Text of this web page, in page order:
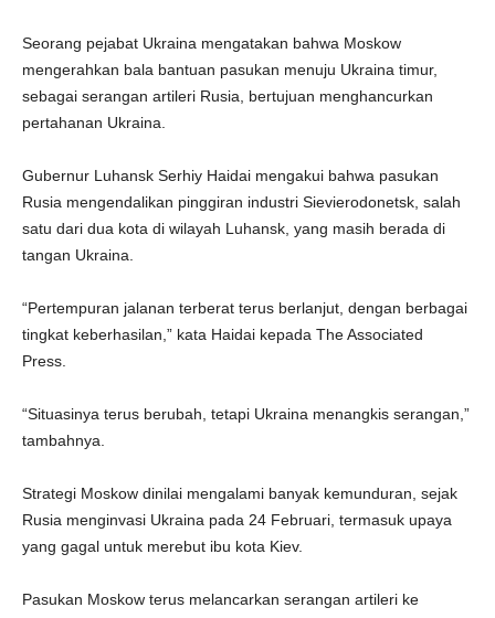
Seorang pejabat Ukraina mengatakan bahwa Moskow
mengerahkan bala bantuan pasukan menuju Ukraina timur,
sebagai serangan artileri Rusia, bertujuan menghancurkan
pertahanan Ukraina.
Gubernur Luhansk Serhiy Haidai mengakui bahwa pasukan
Rusia mengendalikan pinggiran industri Sievierodonetsk, salah
satu dari dua kota di wilayah Luhansk, yang masih berada di
tangan Ukraina.
“Pertempuran jalanan terberat terus berlanjut, dengan berbagai
tingkat keberhasilan,” kata Haidai kepada The Associated
Press.
“Situasinya terus berubah, tetapi Ukraina menangkis serangan,”
tambahnya.
Strategi Moskow dinilai mengalami banyak kemunduran, sejak
Rusia menginvasi Ukraina pada 24 Februari, termasuk upaya
yang gagal untuk merebut ibu kota Kiev.
Pasukan Moskow terus melancarkan serangan artileri ke